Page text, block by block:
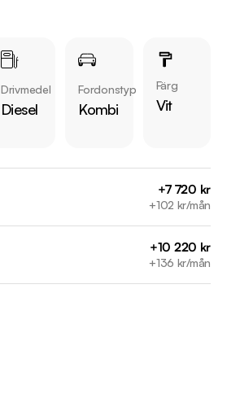
Drivmedel
Diesel
Fordonstyp
Kombi
Färg
Vit
+7 720 kr
+102 kr/mån
+10 220 kr
+136 kr/mån